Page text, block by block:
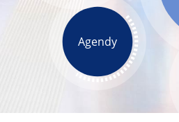
Agendy